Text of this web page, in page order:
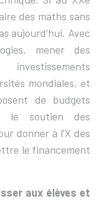
des maths sans
aujourd’hui. Avec
mener des
mondiales, et
de budgets
le soutien des
donner à l’X des
le financement
aux élèves et